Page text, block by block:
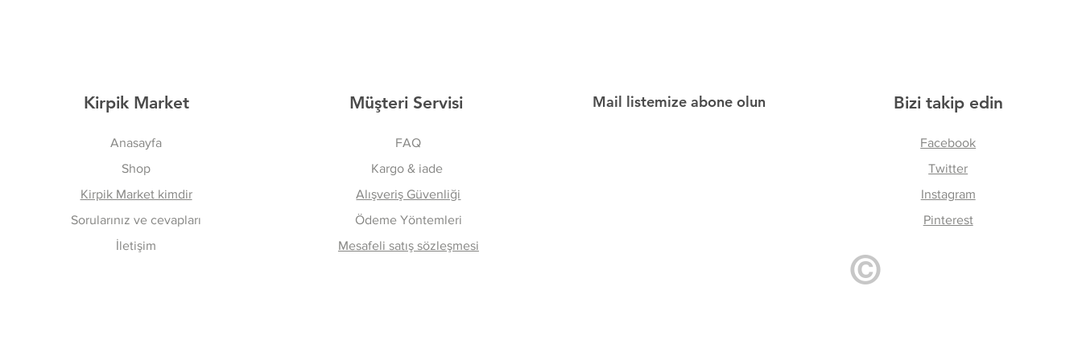
Kirpik Market
Anasayfa
Shop
Kirpik Market kimdir
Sorularınız ve cevapları
İletişim
Müşteri Servisi
FAQ
Kargo & iade
Alışveriş Güvenliği
Ödeme Yöntemleri
Mesafeli satış sözleşmesi
Mail listemize abone olun Bizi takip edin
Facebook
Twitter
Instagram
Pinterest
©